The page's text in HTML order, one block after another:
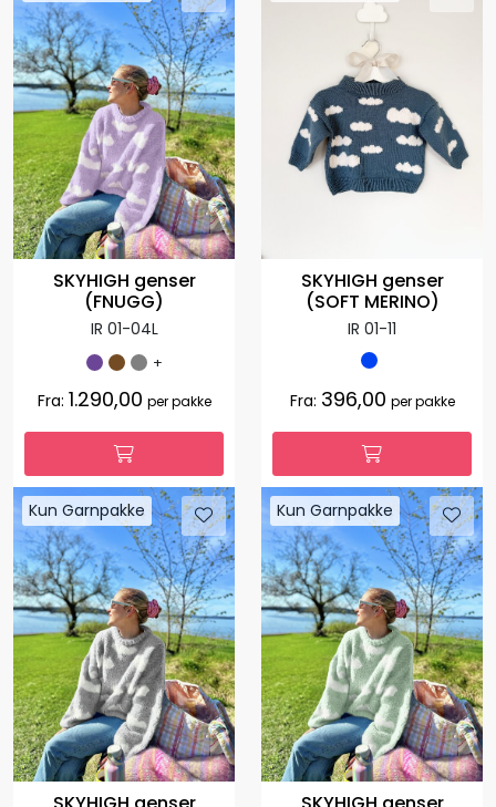
SKYHIGH genser
(FNUGG)
IR 01-04L
+
Fra: 1.290,00 per pakke
SKYHIGH genser
(SOFT MERINO)
IR 01-11
Fra: 396,00 per pakke
Kun Garnpakke Kun Garnpakke